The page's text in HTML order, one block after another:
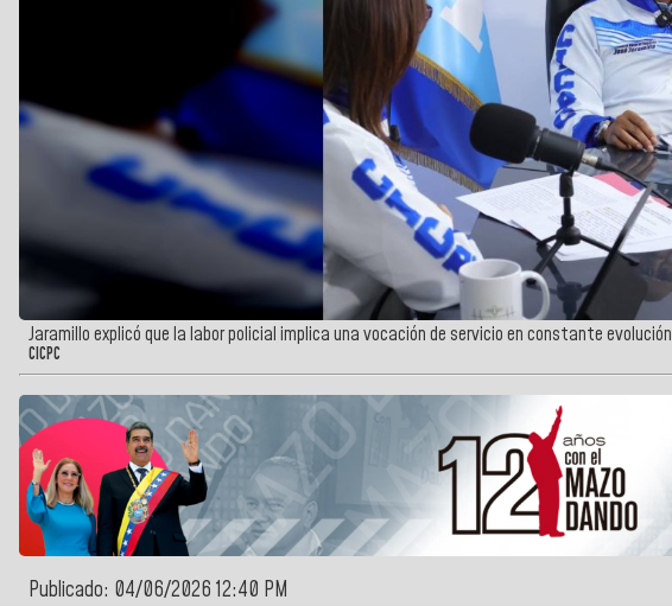
Jaramillo explicó que la labor policial implica una vocación de servicio en constante evolución
CICPC
Publicado: 04/06/2026 12:40 PM